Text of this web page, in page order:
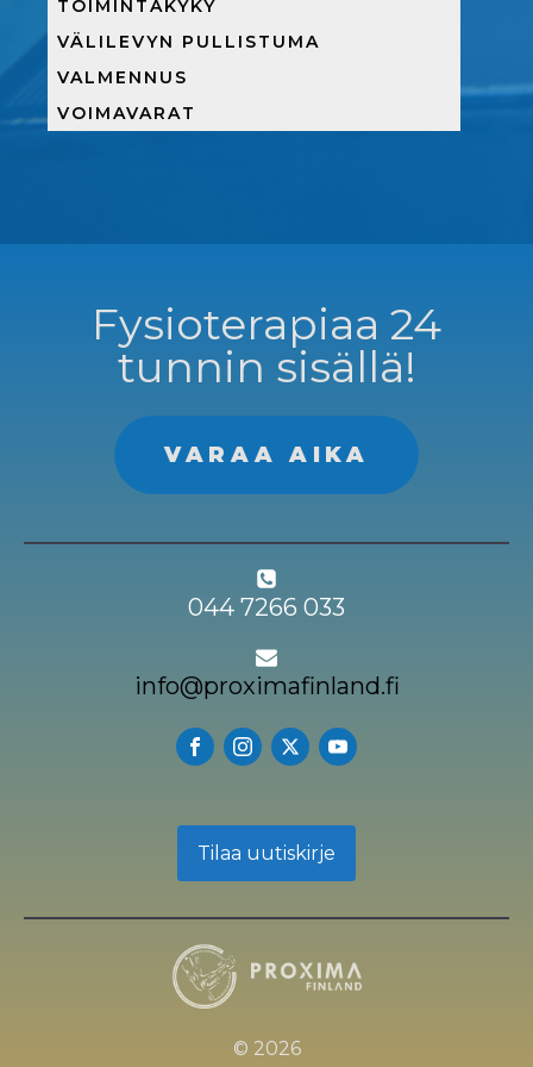
TOIMINTAKYKY
VÄLILEVYN PULLISTUMA
VALMENNUS
VOIMAVARAT
Fysioterapiaa 24
tunnin sisällä!
VARAA AIKA
044 7266 033
info@proximafinland.fi
Tilaa uutiskirje
© 2026